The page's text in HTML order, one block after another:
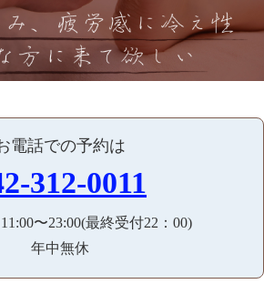
電話での予約は
312-0011
〜23:00(最終受付22：00)
年中無休